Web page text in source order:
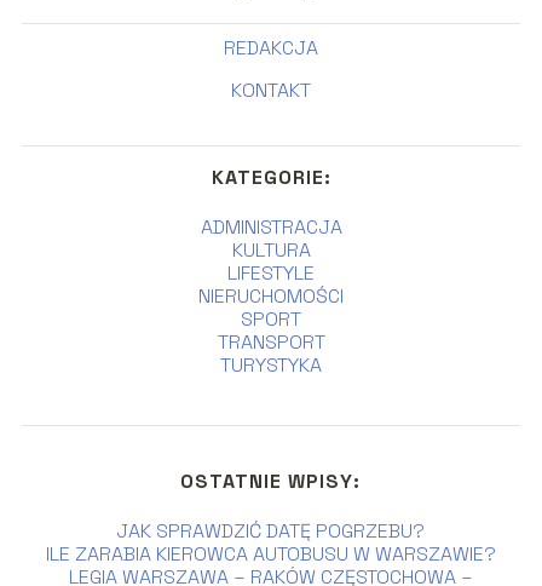
REDAKCJA
KONTAKT
KATEGORIE:
ADMINISTRACJA
KULTURA
LIFESTYLE
NIERUCHOMOŚCI
SPORT
TRANSPORT
TURYSTYKA
OSTATNIE WPISY:
JAK SPRAWDZIĆ DATĘ POGRZEBU?
ILE ZARABIA KIEROWCA AUTOBUSU W WARSZAWIE?
LEGIA WARSZAWA – RAKÓW CZĘSTOCHOWA –